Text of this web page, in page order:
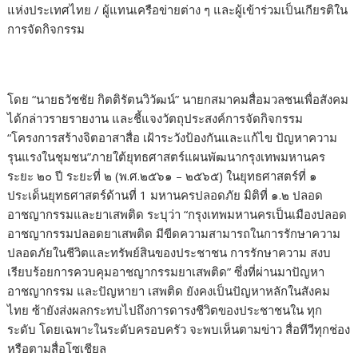
แห่งประเทศไทย / ผู้แทนเครือข่ายต่าง ๆ และผู้เข้าร่วมเป็นเกียรติใน
การจัดกิจกรรม
โดย “นายธวัชชัย กิตติรัตนวิวัฒน์” นายกสมาคมสื่อมวลชนเพื่อสังคม
ได้กล่าวรายรายงาน และชี้แจงวัตถุประสงค์การจัดกิจกรรม
“โครงการสร้างจิตอาสาสื่อ เฝ้าระวังป้องกันและแก้ไข ปัญหาความ
รุนแรงในชุมชน”ภายใต้ยุทธศาสตร์แผนพัฒนากรุงเทพมหานคร
ระยะ ๒๐ ปี ระยะที่ ๒ (พ.ศ.๒๕๖๑ – ๒๕๖๕) ในยุทธศาสตร์ที่ ๑
ประเด็นยุทธศาสตร์ด้านที่ 1 มหานครปลอดภัย มิติที่ ๑.๒ ปลอด
อาชญากรรมและยาเสพติด ระบุว่า “กรุงเทพมหานครเป็นเมืองปลอด
อาชญากรรมปลอดยาเสพติด มีขีดความสามารถในการรักษาความ
ปลอดภัยในชีวิตและทรัพย์สินของประชาชน การรักษาความ สงบ
เรียบร้อยการควบคุมอาชญากรรมยาเสพติด” ซึ่งที่ผ่านมาปัญหา
อาชญากรรม และปัญหายา เสพติด ยังคงเป็นปัญหาหลักในสังคม
ไทย ซ้ายังส่งผลกระทบไปถึงการดารงชีวิตของประชาชนใน ทุก
ระดับ โดยเฉพาะในระดับครอบครัว จะพบเห็นตามข่าว สื่อทีวีทุกช่อง
หรือตามสื่อโซเชียล